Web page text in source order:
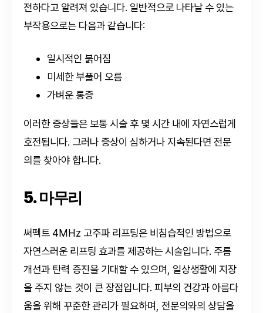
전하다고 알려져 있습니다. 일반적으로 나타날 수 있는
부작용으로는 다음과 같습니다:
일시적인 붉어짐
미세한 부풀어 오름
가벼운 통증
이러한 증상들은 보통 시술 후 몇 시간 내에 자연스럽게
호전됩니다. 그러나 증상이 심하거나 지속된다면 전문
의를 찾아야 합니다.
5. 마무리
써펙트 4MHz 고주파 리프팅은 비침습적인 방법으로
자연스러운 리프팅 효과를 제공하는 시술입니다. 주름
개선과 탄력 증진을 기대할 수 있으며, 일상생활에 지장
을 주지 않는 것이 큰 장점입니다. 피부의 건강과 아름다
움을 위해 꾸준한 관리가 필요하며, 전문의와의 상담을